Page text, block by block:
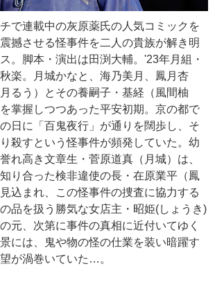
で連載中の灰原薬氏の人気コミックを
撼させる怪事件を二人の貴族が解き明
。脚本・演出は田渕大輔。'23年月組・
楽。月城かなと、海乃美月、鳳月杏
るう）とその養嗣子・基経（風間柚
掌握しつつあった平安初期。京の都で
日に「百鬼夜行」が通りを闊歩し、そ
殺すという怪事件が頻発していた。幼
れ高き文章生・菅原道真（月城）は、
り合った検非違使の長・在原業平（鳳
込まれ、この怪事件の捜査に協力する
品を扱う勝気な女店主・昭姫(しょうき)
元、次第に事件の真相に近付いてゆく
には、鬼や物の怪の仕業を装い暗躍す
が渦巻いていた…。